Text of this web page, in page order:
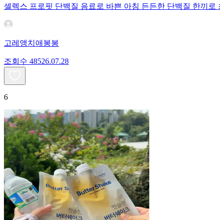
셀렉스 프로핏 단백질 음료로 바쁜 아침 든든한 단백질 한끼로
고레앵치애봉봉
조회수 48526.07.28
6